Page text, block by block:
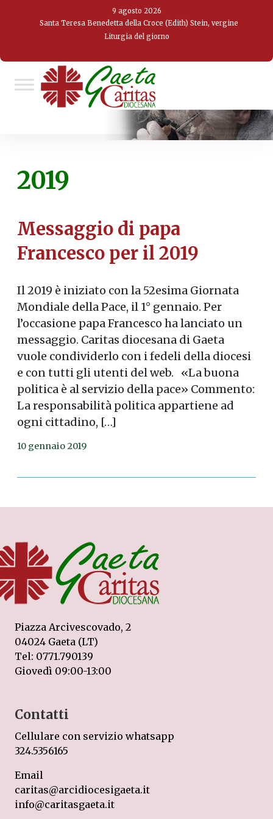
9 agosto 2026
Santa Teresa Benedetta della Croce (Edith) Stein, vergine
Liturgia del giorno
2019
Messaggio di papa
Francesco per il 2019
Il 2019 è iniziato con la 52esima Giornata
Mondiale della Pace, il 1° gennaio. Per
l’occasione papa Francesco ha lanciato un
messaggio. Caritas diocesana di Gaeta
vuole condividerlo con i fedeli della diocesi
e con tutti gli utenti del web. «La buona
politica è al servizio della pace» Commento:
La responsabilità politica appartiene ad
ogni cittadino, […]
10 gennaio 2019
Piazza Arcivescovado, 2
04024 Gaeta (LT)
Tel: 0771.790139
Giovedì 09:00-13:00
Contatti
Cellulare con servizio whatsapp
324.5356165
Email
caritas@arcidiocesigaeta.it
info@caritasgaeta.it